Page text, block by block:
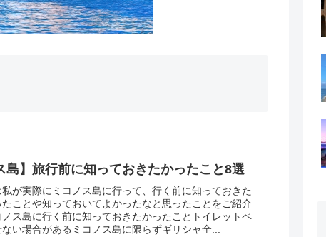
島】旅行前に知っておきたかったこと8選
が実際にミコノス島に行って、行く前に知っておきた
ことや知っておいてよかったなと思ったことをご紹介
ノス島に行く前に知っておきたかったことトイレットペ
い場合があるミコノス島に限らずギリシャ全...